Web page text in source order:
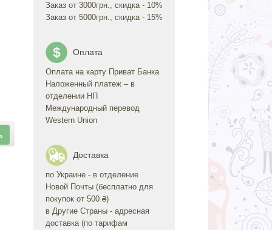
Заказ от 3000грн., скидка - 10%
Заказ от 5000грн., скидка - 15%
Оплата
Оплата на карту Приват Банка
Наложенный платеж – в
отделении НП
Международный перевод
Western Union
Доставка
по Украине - в отделение
Новой Почты (бесплатно для
покупок от 500 ₴)
в Другие Страны - адресная
доставка (по тарифам